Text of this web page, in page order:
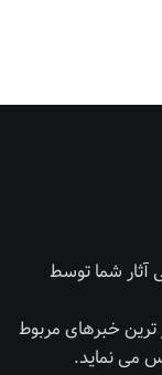
آثار شما توسط
خبرهای مربوط
می نماید.